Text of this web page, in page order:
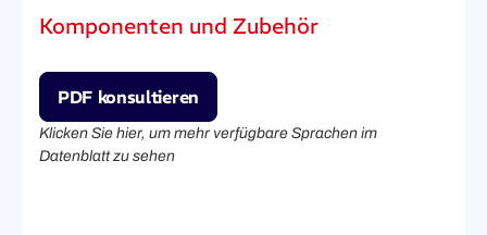
Komponenten und Zubehör
PDF konsultieren
Klicken Sie hier, um mehr verfügbare Sprachen im
Datenblatt zu sehen